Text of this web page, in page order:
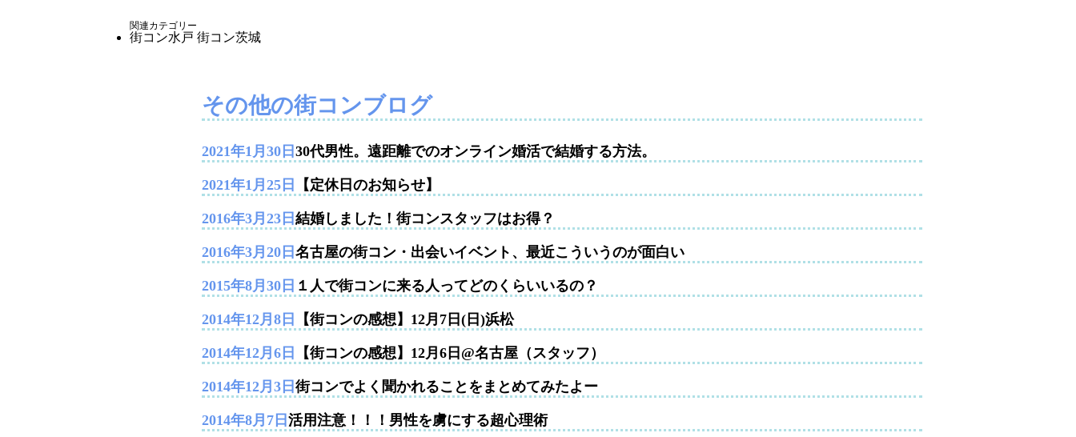
関連カテゴリー
街コン水戸 街コン茨城
その他の街コンブログ
2021年1月30日 30代男性。遠距離でのオンライン婚活で結婚する方法。
2021年1月25日 【定休日のお知らせ】
2016年3月23日 結婚しました！街コンスタッフはお得？
2016年3月20日 名古屋の街コン・出会いイベント、最近こういうのが面白い
2015年8月30日 １人で街コンに来る人ってどのくらいいるの？
2014年12月8日 【街コンの感想】12月7日(日)浜松
2014年12月6日 【街コンの感想】12月6日@名古屋（スタッフ）
2014年12月3日 街コンでよく聞かれることをまとめてみたよー
2014年8月7日 活用注意！！！男性を虜にする超心理術